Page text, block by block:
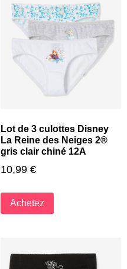
Lot de 3 culottes Disney
La Reine des Neiges 2®
gris clair chiné 12A
10,99 €
Achetez